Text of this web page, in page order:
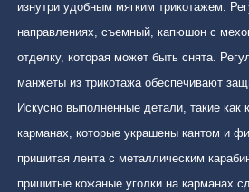
изнутри удобным мягким трикотажем.
направлениях, съемный, капюшон с
отделку, которая может быть снята.
манжеты из трикотажа обеспечивают
Искусно выполненные детали, такие как
карманах, которые украшены кантом и
пришитая лента с металлическим
пришитые кожаные уголки на карманах